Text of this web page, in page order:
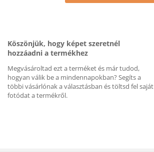
Köszönjük, hogy képet szeretnél
hozzáadni a termékhez
Megvásároltad ezt a terméket és már tudod,
hogyan válik be a mindennapokban? Segíts a
többi vásárlónak a választásban és töltsd fel saját
fotódat a termékről.